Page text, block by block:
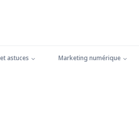
astuces Marketing numérique